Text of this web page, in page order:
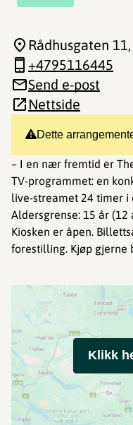
Dette
– I en nær fremtid er
TV-programmet: en
live-streamet 24 timer i
Aldersgrense: 15 år (12
Kiosken er åpen.
forestilling. Kjøp gjerne
Rådhusgaten 11
+4795116445
Send e-post
Nettside
Klikk